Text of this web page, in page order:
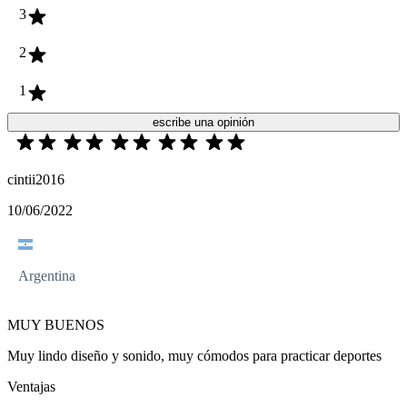
3
2
1
escribe una opinión
cintii2016
10/06/2022
Argentina
MUY BUENOS
Muy lindo diseño y sonido, muy cómodos para practicar deportes
Ventajas